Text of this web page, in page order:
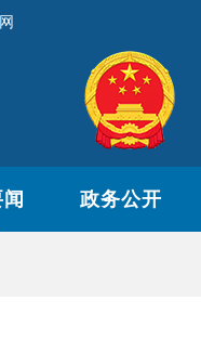
政务公开